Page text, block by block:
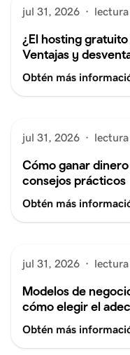
jul 31, 2026 ·
¿El hosting
Ventajas y
Obtén más
jul 31, 2026 ·
Cómo ganar
consejos prácticos
Obtén más
jul 31, 2026 ·
Modelos de
cómo elegir el
Obtén más